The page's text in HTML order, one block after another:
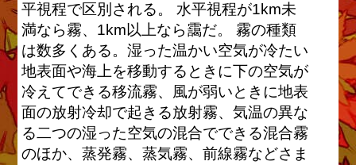
平視程で区別される。 水平視程が1km未
満なら霧、1km以上なら靄だ。 霧の種類
は数多くある。湿った温かい空気が冷たい
地表面や海上を移動するときに下の空気が
冷えてできる移流霧、風が弱いときに地表
面の放射冷却で起きる放射霧、気温の異な
る二つの湿った空気の混合でできる混合霧
のほか、蒸発霧、蒸気霧、前線霧などさま